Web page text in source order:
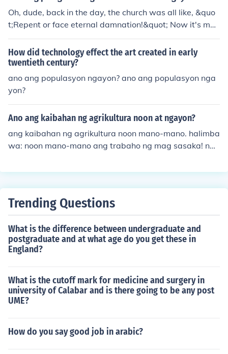
Oh, dude, back in the day, the church was all like, &quo
t;Repent or face eternal damnation!&quot; Now it's mor
e like, &quot;Hey, come hang out, we've got cool music
and free coffee.&quot; So yeah, the vibe has definitely s
hifted from fire and brimstone to chill and welcoming.
How did technology effect the art created in early
twentieth century?
ano ang populasyon ngayon? ano ang populasyon nga
yon?
Ano ang kaibahan ng agrikultura noon at ngayon?
ang kaibahan ng agrikultura noon mano-mano. halimba
wa: noon mano-mano ang trabaho ng mag sasaka! nga
Trending Questions
What is the difference between undergraduate and
postgraduate and at what age do you get these in
England?
What is the cutoff mark for medicine and surgery in
university of Calabar and is there going to be any post
UME?
How do you say good job in arabic?